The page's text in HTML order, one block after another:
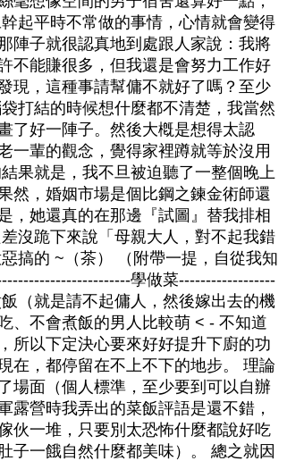
起平時不常做的事情，心情就會變得
陣子就很認真地到處跟人家說：我將
不能賺很多，但我還是會努力工作好
現，這種事請幫傭不就好了嗎？至少
打結的時候想什麼都不清楚，我當然
了好一陣子。然後大槪是想得太認
一輩的觀念，覺得家裡蹲就等於沒用
果就是，我不旦被迫聽了一整個晚上
然，婚姻市場是個比鋼之鍊金術師還
，她還真的在那邊『試圖』替我排相
沒跪下來說「母親大人，對不起我錯
搞的 ~（茶） （附帶一提，自從我知
學做菜------------------
（就是請不起傭人，然後嫁出去的機
、不會煮飯的男人比較萌 < - 不知道
所以下定決心要來好好提升下廚的功
在，都停留在不上不下的地步。 理論
場面（個人標準，至少要到可以自辦
露營時我弄出的菜飯評語是還不錯，
伙一堆，只要別太恐怖什麼都說好吃
子一餓自然什麼都美味）。 總之就因